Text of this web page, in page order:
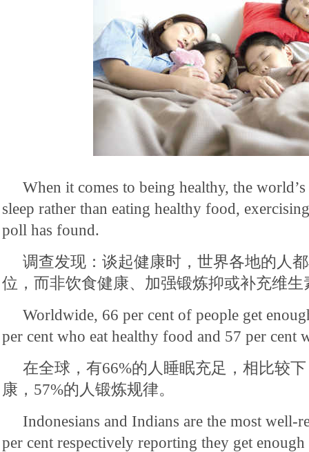
When it comes to being healthy, the
sleep rather than eating healthy food,
poll has found.
调查发现：谈起健康时，世界各地的人
位，而非饮食健康、加强锻炼抑或补充维生
Worldwide, 66 per cent of people get
per cent who eat healthy food and 57 per cent
在全球，有66%的人睡眠充足，相比较
康，57%的人锻炼规律。
Indonesians and Indians are the most well-
per cent respectively reporting they get enough